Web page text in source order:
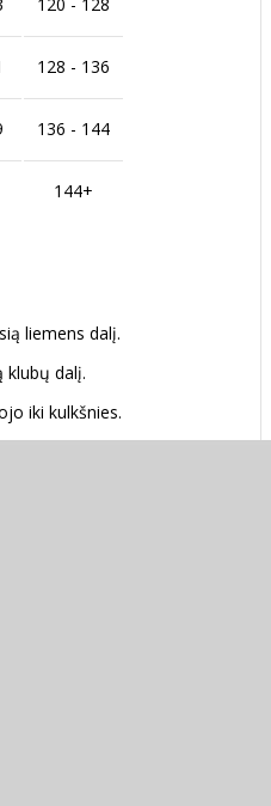
128 - 136
136 - 144
144+
liemens dalį.
klubų dalį.
iki kulkšnies.